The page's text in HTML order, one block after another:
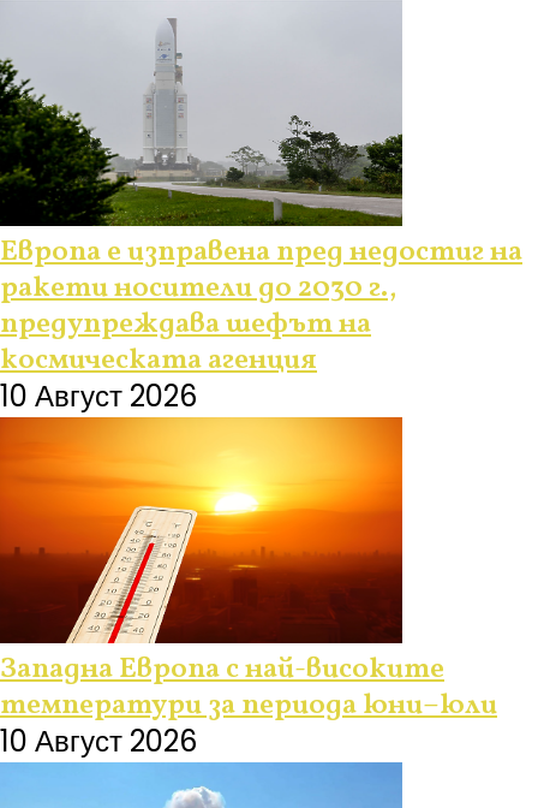
Европа е изправена пред недостиг на
ракети носители до 2030 г.,
предупреждава шефът на
космическата агенция
10 Август 2026
Западна Европа с най-високите
температури за периода юни–юли
10 Август 2026